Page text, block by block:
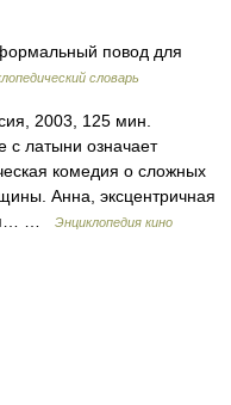
повод для
словарь
2003, 125 мин.
с латыни означает
комедия о сложных
Анна, эксцентричная
…
Энциклопедия кино